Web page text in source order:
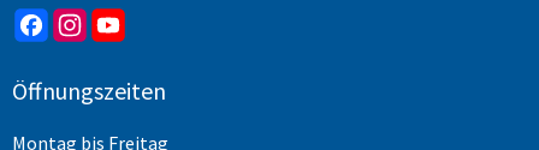
Öffnungszeiten
Montag bis Freitag